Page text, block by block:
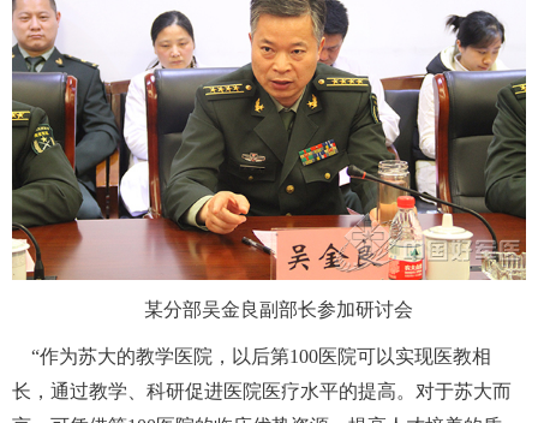
某分部吴金良副部长参加研讨会
“作为苏大的教学医院，以后第100医院可以实现医教相
长，通过教学、科研促进医院医疗水平的提高。对于苏大而